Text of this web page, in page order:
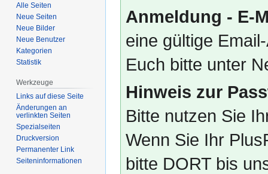
Anmeldung - E-
eine gültige
Euch bitte unter
Hinweis zur
Bitte nutzen Sie
Wenn Sie Ihr
bitte DORT bis
Alle Seiten
Neue Seiten
Neue Bilder
Neue Benutzer
Kategorien
Statistik
Werkzeuge
Links auf diese Seite
Änderungen an
verlinkten Seiten
Spezialseiten
Druckversion
Permanenter Link
Seiten­­informationen